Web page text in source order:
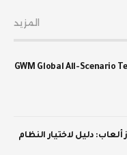
المزيد
GWM Global All-Scenario
دليل لاختيار النظام